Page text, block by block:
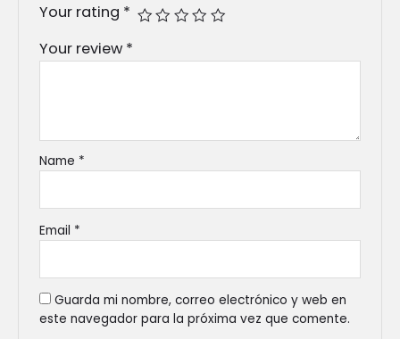
Your rating *
Your review *
Name *
Email *
Guarda mi nombre, correo electrónico y web en
este navegador para la próxima vez que comente.